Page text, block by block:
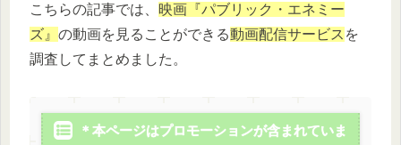
こちらの記事では、 映画『パブリック・エネミー
ズ』 の動画を見ることができる動画配信サービス を
調査してまとめました。
＊本ページはプロモーションが含まれていま